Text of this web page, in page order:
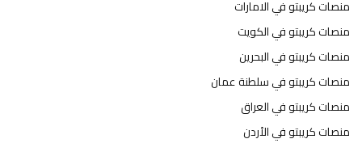
منصات كريبتو في الامارات
منصات كريبتو في الكويت
منصات كريبتو في البحرين
منصات كريبتو في سلطنة عمان
منصات كريبتو في العراق
منصات كريبتو في الأردن